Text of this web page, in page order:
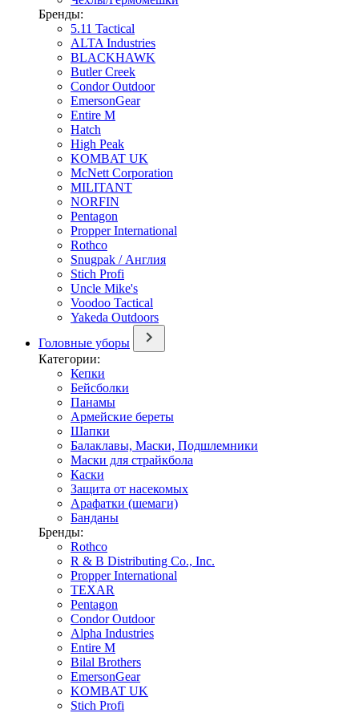
Бренды:
5.11 Tactical
ALTA Industries
BLACKHAWK
Butler Creek
Condor Outdoor
EmersonGear
Entire M
Hatch
High Peak
KOMBAT UK
McNett Corporation
MILITANT
NORFIN
Pentagon
Propper International
Rothco
Snugpak / Англия
Stich Profi
Uncle Mike's
Voodoo Tactical
Yakeda Outdoors
Головные уборы
Категории:
Кепки
Бейсболки
Панамы
Армейские береты
Шапки
Балаклавы, Маски, Подшлемники
Маски для страйкбола
Каски
Защита от насекомых
Арафатки (шемаги)
Банданы
Бренды:
Rothco
R & B Distributing Co., Inc.
Propper International
TEXAR
Pentagon
Condor Outdoor
Alpha Industries
Entire M
Bilal Brothers
EmersonGear
KOMBAT UK
Stich Profi